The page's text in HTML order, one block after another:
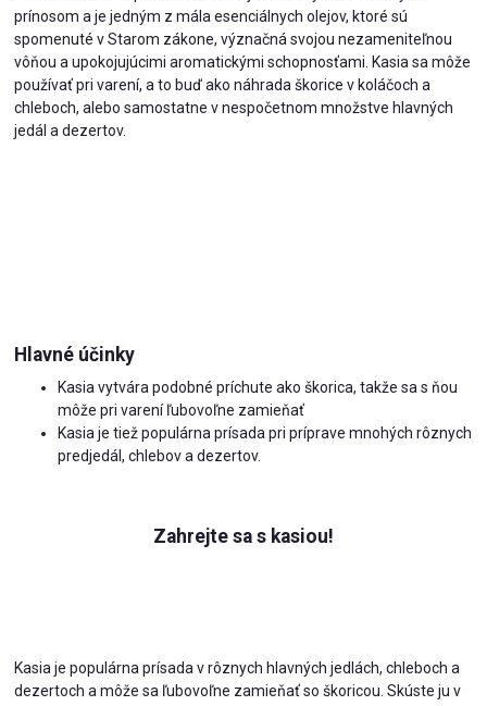
prínosom a je jedným z mála esenciálnych olejov, ktoré sú
spomenuté v Starom zákone, význačná svojou nezameniteľnou
vôňou a upokojujúcimi aromatickými schopnosťami. Kasia sa môže
používať pri varení, a to buď ako náhrada škorice v koláčoch a
chleboch, alebo samostatne v nespočetnom množstve hlavných
jedál a dezertov.
Hlavné účinky
Kasia vytvára podobné príchute ako škorica, takže sa s ňou
môže pri varení ľubovoľne zamieňať
Kasia je tiež populárna prísada pri príprave mnohých rôznych
predjedál, chlebov a dezertov.
Zahrejte sa s kasiou!
Kasia je populárna prísada v rôznych hlavných jedlách, chleboch a
dezertoch a môže sa ľubovoľne zamieňať so škoricou. Skúste ju v